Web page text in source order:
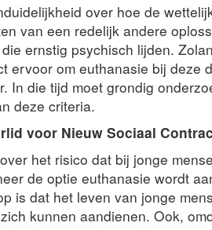
over hoe de
van een redelijk andere
ernstig psychisch lijden.
ervoor om euthanasie bij deze
In die tijd moet grondig
deze criteria.
voor Nieuw Sociaal
het risico dat bij jonge
de optie euthanasie wordt
is dat het leven van jonge
kunnen aandienen. Ook,